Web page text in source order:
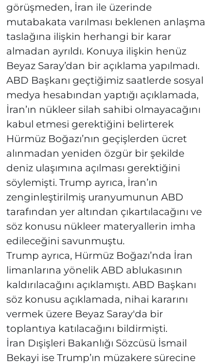
görüşmeden, İran ile üzerinde
mutabakata varılması beklenen anlaşma
taslağına ilişkin herhangi bir karar
almadan ayrıldı. Konuya ilişkin henüz
Beyaz Saray’dan bir açıklama yapılmadı.
ABD Başkanı geçtiğimiz saatlerde sosyal
medya hesabından yaptığı açıklamada,
İran’ın nükleer silah sahibi olmayacağını
kabul etmesi gerektiğini belirterek
Hürmüz Boğazı’nın geçişlerden ücret
alınmadan yeniden özgür bir şekilde
deniz ulaşımına açılması gerektiğini
söylemişti. Trump ayrıca, İran’ın
zenginleştirilmiş uranyumunun ABD
tarafından yer altından çıkartılacağını ve
söz konusu nükleer materyallerin imha
edileceğini savunmuştu.
Trump ayrıca, Hürmüz Boğazı’nda İran
limanlarına yönelik ABD ablukasının
kaldırılacağını açıklamıştı. ABD Başkanı
söz konusu açıklamada, nihai kararını
vermek üzere Beyaz Saray'da bir
toplantıya katılacağını bildirmişti.
İran Dışişleri Bakanlığı Sözcüsü İsmail
Bekayi ise Trump’ın müzakere sürecine